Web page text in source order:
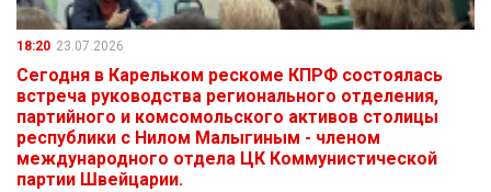
18:20 23.07.2026
Сегодня в Карельком рескоме КПРФ состоялась
встреча руководства регионального отделения,
партийного и комсомольского активов столицы
республики с Нилом Малыгиным - членом
международного отдела ЦК Коммунистической
партии Швейцарии.